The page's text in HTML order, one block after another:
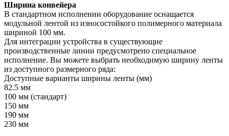
Ширина конвейера
В стандартном исполнении оборудование оснащается
модульной лентой из износостойкого полимерного материала
шириной 100 мм.
Для интеграции устройства в существующие
производственные линии предусмотрено специальное
исполнение. Вы можете выбрать необходимую ширину ленты
из доступного размерного ряда:
Доступные варианты ширины ленты (мм)
82.5 мм
100 мм (стандарт)
150 мм
190 мм
230 мм